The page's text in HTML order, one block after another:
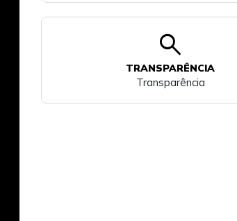
search
TRANSPARÊNCIA
Transparência